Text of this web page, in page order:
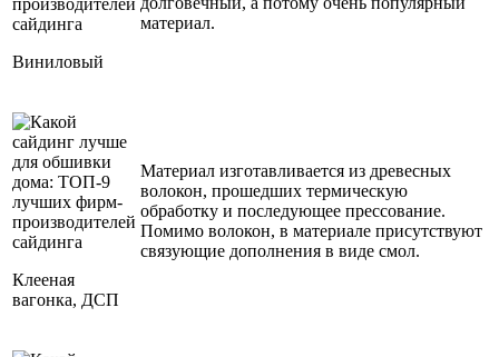
Виниловый
материал.
Клееная
вагонка, ДСП
Материал изготавливается из древесных
волокон, прошедших термическую
обработку и последующее прессование.
Помимо волокон, в материале присутствуют
связующие дополнения в виде смол.